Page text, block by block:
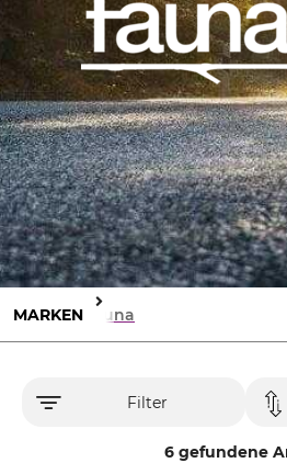
MARKEN Fauna
Filter
6 gefundene